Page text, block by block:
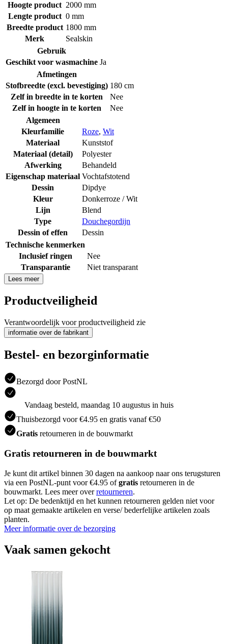
Hoogte product 2000 mm
Lengte product 0 mm
Breedte product 1800 mm
Merk
Sealskin
Gebruik
Geschikt voor wasmachine Ja
Afmetingen
Stofbreedte (excl. bevestiging) 180 cm
Zelf in breedte in te korten
Nee
Zelf in hoogte in te korten
Nee
Algemeen
Kleurfamilie
Roze, Wit
Materiaal
Kunststof
Materiaal (detail)
Polyester
Afwerking
Behandeld
Eigenschap materiaal Vochtafstotend
Dessin
Dipdye
Kleur
Donkerroze / Wit
Lijn
Blend
Type
Douchegordijn
Dessin of effen
Dessin
Technische kenmerken
Inclusief ringen
Nee
Transparantie
Niet transparant
Lees meer
Productveiligheid
Verantwoordelijk voor productveiligheid zie
informatie over de fabrikant
Bestel- en bezorginformatie
Bezorgd door PostNL
Vandaag besteld, maandag 10 augustus in huis
Thuisbezorgd voor €4.95 en gratis vanaf €50
Gratis retourneren in de bouwmarkt
Gratis retourneren in de bouwmarkt
Je kunt dit artikel binnen 30 dagen na aankoop naar ons terugsturen
via een PostNL-punt voor €4.95 ofgratis retourneren in de
bouwmarkt. Lees meer overretourneren.
Let op: De bedenktijd en het kunnen retourneren gelden niet voor
op maat gemaakte artikelen en verse/ bederfelijke artikelen zoals
planten.
Meer informatie over de bezorging
Vaak samen gekocht